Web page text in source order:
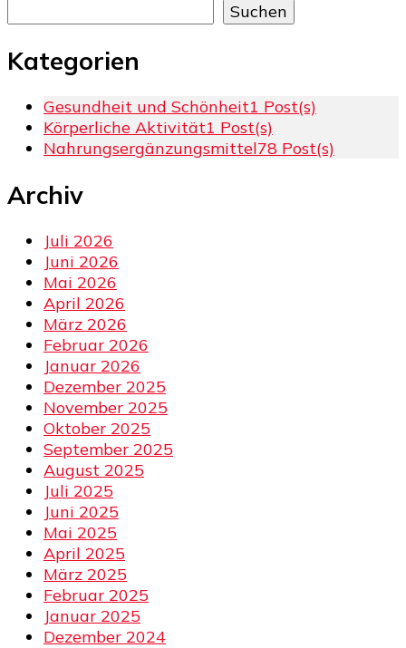
Suchen
Kategorien
Gesundheit und Schönheit1 Post(s)
Körperliche Aktivität1 Post(s)
Nahrungsergänzungsmittel78 Post(s)
Archiv
Juli 2026
Juni 2026
Mai 2026
April 2026
März 2026
Februar 2026
Januar 2026
Dezember 2025
November 2025
Oktober 2025
September 2025
August 2025
Juli 2025
Juni 2025
Mai 2025
April 2025
März 2025
Februar 2025
Januar 2025
Dezember 2024